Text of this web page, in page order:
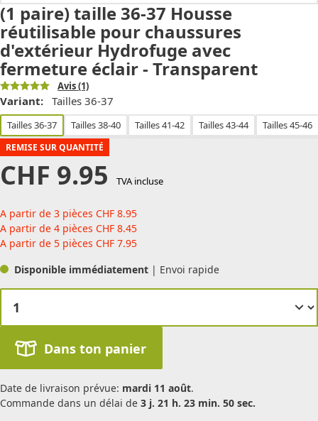
(1 paire) taille 36-37 Housse
réutilisable pour chaussures
d'extérieur Hydrofuge avec
fermeture éclair - Transparent
Avis(1)
Variant: Tailles 36-37
Tailles 36-37 Tailles 38-40 Tailles 41-42 Tailles 43-44 Tailles 45-46
REMISE SUR QUANTITÉ
CHF 9.95 TVA incluse
A partir de 3 pièces CHF 8.95
A partir de 4 pièces CHF 8.45
A partir de 5 pièces CHF 7.95
Disponible immédiatement | Envoi rapide
Dans ton panier
Date de livraison prévue: mardi 11 août.
Commande dans un délai de 3 j. 21 h. 23 min. 50 sec.